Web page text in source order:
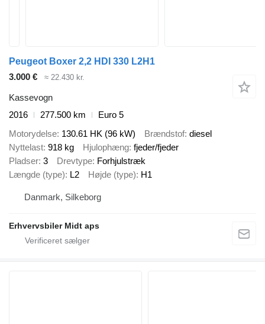
Peugeot Boxer 2,2 HDI 330 L2H1
3.000 €
≈ 22.430 kr.
Kassevogn
2016
277.500 km
Euro 5
Motorydelse 130.61 HK (96 kW) Brændstof diesel
Nyttelast 918 kg Hjulophæng fjeder/fjeder
Pladser 3 Drevtype Forhjulstræk
Længde (type) L2 Højde (type) H1
Danmark, Silkeborg
Erhvervsbiler Midt aps